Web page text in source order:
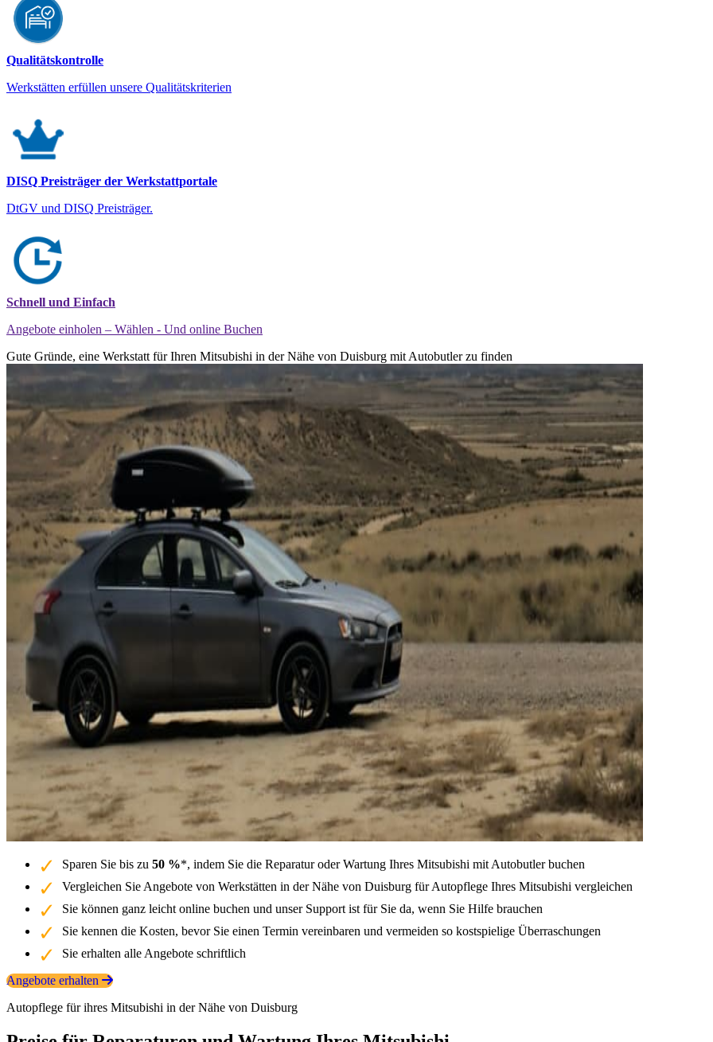
Qualitätskontrolle
Werkstätten erfüllen unsere Qualitätskriterien
DISQ Preisträger der Werkstattportale
DtGV und DISQ Preisträger.
Schnell und Einfach
Angebote einholen – Wählen - Und online Buchen
Gute Gründe, eine Werkstatt für Ihren Mitsubishi in der Nähe von Duisburg mit Autobutler zu finden
Sparen Sie bis zu 50 %*, indem Sie die Reparatur oder Wartung Ihres Mitsubishi mit Autobutler buchen
Vergleichen Sie Angebote von Werkstätten in der Nähe von Duisburg für Autopflege Ihres Mitsubishi vergleichen
Sie können ganz leicht online buchen und unser Support ist für Sie da, wenn Sie Hilfe brauchen
Sie kennen die Kosten, bevor Sie einen Termin vereinbaren und vermeiden so kostspielige Überraschungen
Sie erhalten alle Angebote schriftlich
Angebote erhalten
Autopflege für ihres Mitsubishi in der Nähe von Duisburg